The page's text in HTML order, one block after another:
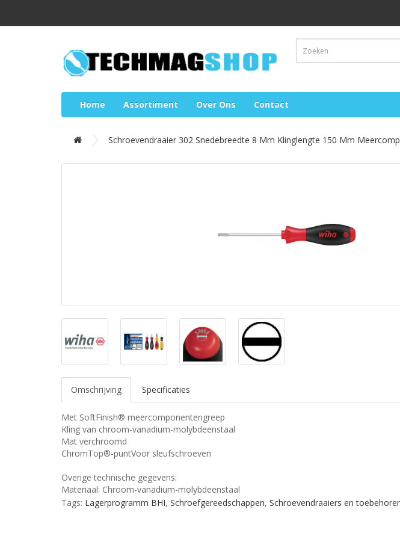
Home Assortiment Over Ons Contact
Schroevendraaier 302 Snedebreedte 8 Mm Klinglengte 150 Mm
Omschrijving Specificaties
Met SoftFinish® meercomponentengreep
Kling van chroom-vanadium-molybdeenstaal
Mat verchroomd
ChromTop®-puntVoor sleufschroeven
Overige technische gegevens:
Materiaal: Chroom-vanadium-molybdeenstaal
Tags: Lagerprogramm BHI, Schroefgereedschappen, Schroevendraaiers en